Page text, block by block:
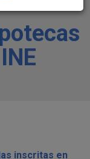
inscritas en